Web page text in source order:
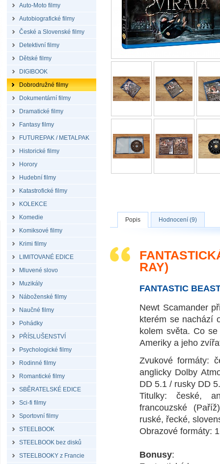
Auto-Moto filmy
Autobiografické filmy
České a Slovenské filmy
Detektivní filmy
Dětské filmy
DIGIBOOK
Dobrodružné filmy
Dokumentární filmy
Dramatické filmy
Fantasy filmy
FUTUREPAK / METALPAK
Historické filmy
Horory
Hudební filmy
Katastrofické filmy
KOLEKCE
Komedie
Komiksové filmy
Krimi filmy
LIMITOVANÉ EDICE
Mluvené slovo
Muzikály
Náboženské filmy
Naučné filmy
Pohádky
PŘÍSLUŠENSTVÍ
Psychologické filmy
Rodinné filmy
Romantické filmy
SBĚRATELSKÉ EDICE
Sci-fi filmy
Sportovní filmy
STEELBOOK
STEELBOOK bez disků
STEELBOOKY z Francie
Popis Hodnocení (9)
RAY)
FANTASTIC
Newt Scamander
kterém se nachází
kolem světa. Co
Ameriky a jeho
Zvukové formáty:
anglicky Dolby
DD 5.1 / rusky DD
Titulky: české,
francouzské
ruské, řecké,
Obrazové formáty:
Bonusy: